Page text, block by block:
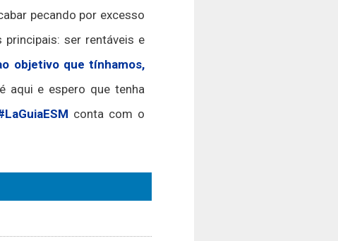
pecando por excesso
ser rentáveis e
objetivo que tínhamos,
aqui e espero que tenha
conta com o